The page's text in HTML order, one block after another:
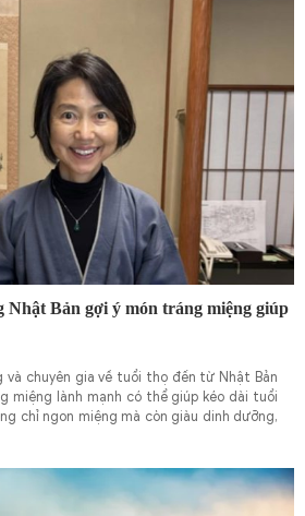
Nhật Bản gợi ý món tráng miệng giúp
và chuyên gia về tuổi thọ đến từ Nhật Bản
miệng lành mạnh có thể giúp kéo dài tuổi
chỉ ngon miệng mà còn giàu dinh dưỡng,